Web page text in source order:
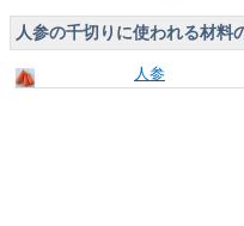
人参の千切りに使われる材料
人参